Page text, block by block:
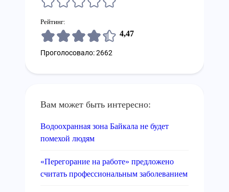
Рейтинг:
4,47
Проголосовало: 2662
Вам может быть интересно:
Водоохранная зона Байкала не будет
помехой людям
«Перегорание на работе» предложено
считать профессиональным заболеванием